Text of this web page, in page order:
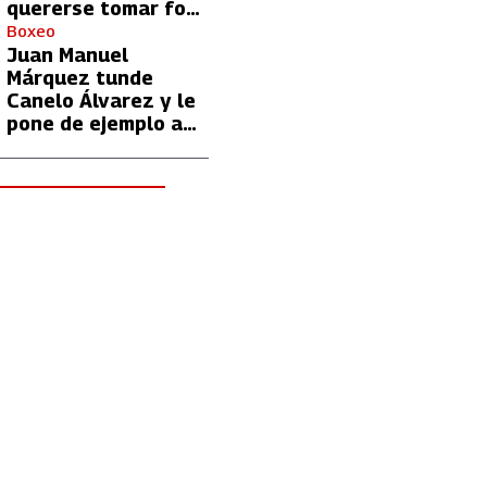
quererse tomar foto
con Lionel Messi
Boxeo
Juan Manuel
Márquez tunde
Canelo Álvarez y le
pone de ejemplo a